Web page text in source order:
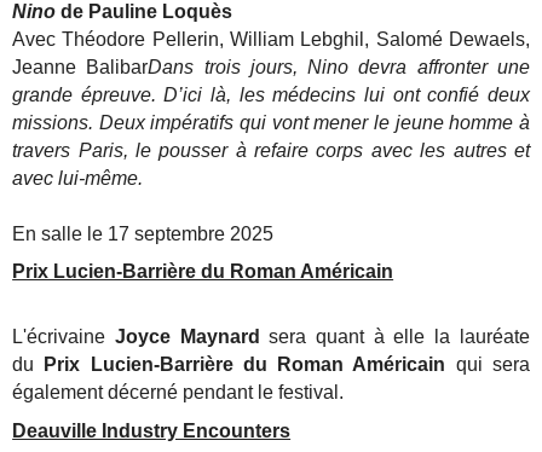
Ninode Pauline Loquès
Avec Théodore Pellerin, William Lebghil, Salomé Dewaels,
Jeanne BalibarDans trois jours, Nino devra affronter une
grande épreuve. D’ici là, les médecins lui ont confié deux
missions. Deux impératifs qui vont mener le jeune homme à
travers Paris, le pousser à refaire corps avec les autres et
avec lui-même.
En salle le 17 septembre 2025
Prix Lucien-Barrière du Roman Américain
L'écrivaine Joyce Maynard sera quant à elle la lauréate
du
Prix Lucien-Barrière du Roman Américain qui sera
également décerné pendant le festival.
Deauville Industry Encounters